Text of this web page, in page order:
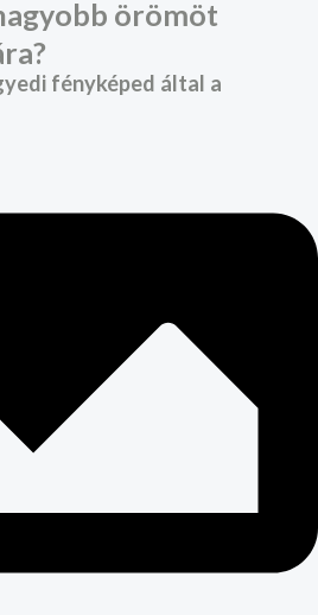
örömöt
fényképed által a